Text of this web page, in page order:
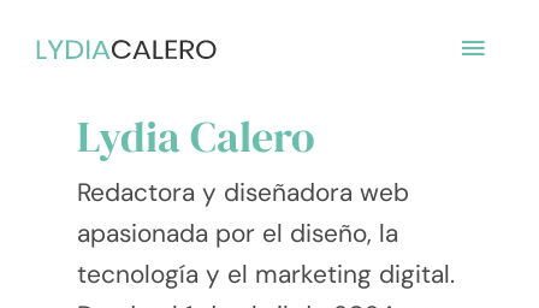
MENÚ
Lydia Calero
Redactora y diseñadora web
apasionada por el diseño, la
tecnología y el marketing digital.
Paginación